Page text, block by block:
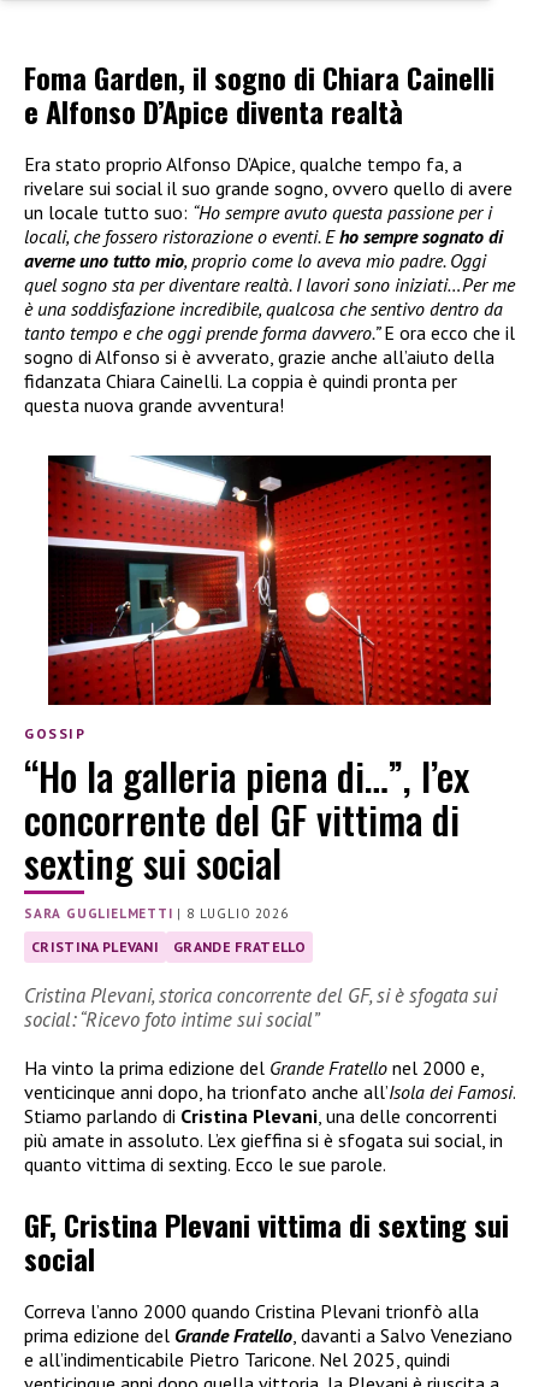
Foma Garden, il sogno di Chiara Cainelli
e Alfonso D’Apice diventa realtà
Era stato proprio Alfonso D’Apice, qualche tempo fa, a
rivelare sui social il suo grande sogno, ovvero quello di avere
un locale tutto suo: “Ho sempre avuto questa passione per i
locali, che fossero ristorazione o eventi. Eho sempre sognato di
averne uno tutto mio, proprio come lo aveva mio padre. Oggi
quel sogno sta per diventare realtà. I lavori sono iniziati…Per me
è una soddisfazione incredibile, qualcosa che sentivo dentro da
tanto tempo e che oggi prende forma davvero.”E ora ecco che il
sogno di Alfonso si è avverato, grazie anche all’aiuto della
fidanzata Chiara Cainelli. La coppia è quindi pronta per
questa nuova grande avventura!
GOSSIP
“Ho la galleria piena di…”, l’ex
concorrente del GF vittima di
sexting sui social
SARA GUGLIELMETTI | 8 LUGLIO 2026
CRISTINA PLEVANI GRANDE FRATELLO
Cristina Plevani, storica concorrente del GF, si è sfogata sui
social: “Ricevo foto intime sui social”
Ha vinto la prima edizione del Grande Fratello nel 2000 e,
venticinque anni dopo, ha trionfato anche all’Isola dei Famosi.
Stiamo parlando di Cristina Plevani , una delle concorrenti
più amate in assoluto. L’ex gieffina si è sfogata sui social, in
quanto vittima di sexting. Ecco le sue parole.
GF, Cristina Plevani vittima di sexting sui
social
Correva l’anno 2000 quando Cristina Plevani trionfò alla
prima edizione del Grande Fratello , davanti a Salvo Veneziano
e all’indimenticabile Pietro Taricone. Nel 2025, quindi